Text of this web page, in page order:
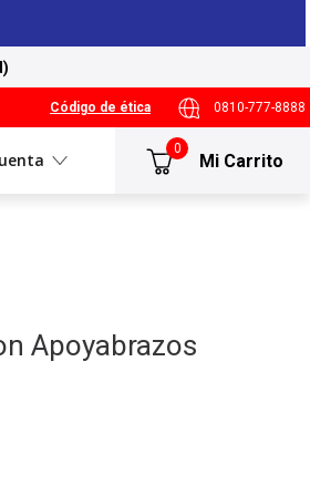
Código de ética 0810-777-8888
0
Apoyabrazos